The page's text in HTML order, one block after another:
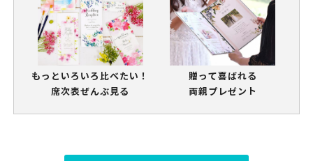
もっといろいろ比べたい！
席次表ぜんぶ見る
贈って喜ばれる
両親プレゼント